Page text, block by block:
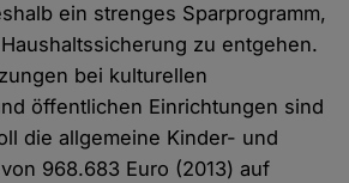
ein strenges Sparprogramm,
zu entgehen.
bei kulturellen
öffentlichen Einrichtungen sind
die allgemeine Kinder- und
968.683 Euro (2013) auf